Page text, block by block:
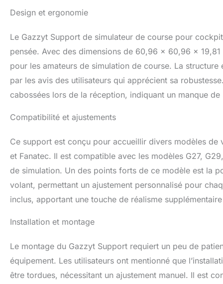
permettant au
cockpit de
questions,
une bonne
Design et ergonomie
Le Gazzyt Support de simulateur de course pour
pensée. Avec des dimensions de 60,96 x 60,96 x
pour les amateurs de simulation de course. La
par les avis des utilisateurs qui apprécient sa
cabossées lors de la réception, indiquant un manque de
Compatibilité et ajustements
Ce support est conçu pour accueillir divers modèles
et Fanatec. Il est compatible avec les modèles G27,
de simulation. Un des points forts de ce modèle est la
volant, permettant un ajustement personnalisé pour
inclus, apportant une touche de réalisme
Installation et montage
Le montage du Gazzyt Support requiert un peu de
équipement. Les utilisateurs ont mentionné que
être tordues, nécessitant un ajustement manuel. Il est